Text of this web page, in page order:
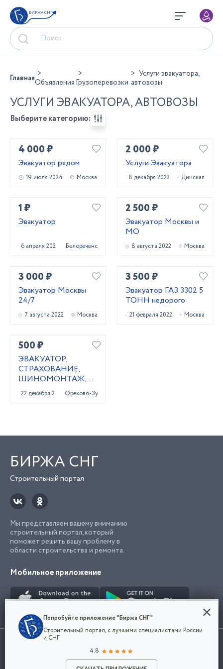
БИРЖА СНГ
Разместить объявление
ГлавнаяОбъявления Грузоперевозки
Услуги эвакуатора,
автовозы
УСЛУГИ ЭВАКУАТОРА, АВТОВОЗЫ
Выберите категорию:
4 000 ₽
Эвакуатор рядом
19 июля 2024 Москва
2 000 ₽
Услуги Эвакуатора
8 декабря 2023 Динская
1 ₽
Эвакуатор
6 апреля 2023 Белореченск
2 500 ₽
Эвакуатор Москвы и
МО
8 августа 2022 Москва
3 000 ₽
Эвакуатор Москвы
24/7
7 августа 2022 Москва
3 500 ₽
Эвакуатор ГАЗ 3302 5
ТОНН недорого
21 февраля 2022 Москва
500 ₽
ЭВАКУАТОР,
СТРАХОВАНИЕ,
ШИНОМОНТАЖ,
ОФОРМЛЕНИЕ
КУПЛИ-ПРОДАЖИ,
22 декабря 2020 Орехово-Зуево
БИРЖА СНГ
Строительный портал
Мы представляем вашему вниманию
строительный портал, который
поможет решить вашу проблему в
области строительства и ремонта.
Мобильное приложение
Использование сайта, в том числе подача объявлений, означает
марки представленные на сайте являются собственностью их
Конфиденциальность
Мы используем файлы cookie, чтобы сделать
наш сайт удобным для каждого
Политикой конфиденциальности компании
и принимаете условия использования cookie.
Попробуйте приложение "Биржа СНГ"
Строительный портал, с лучшими специалистами России
и СНГ
4.8